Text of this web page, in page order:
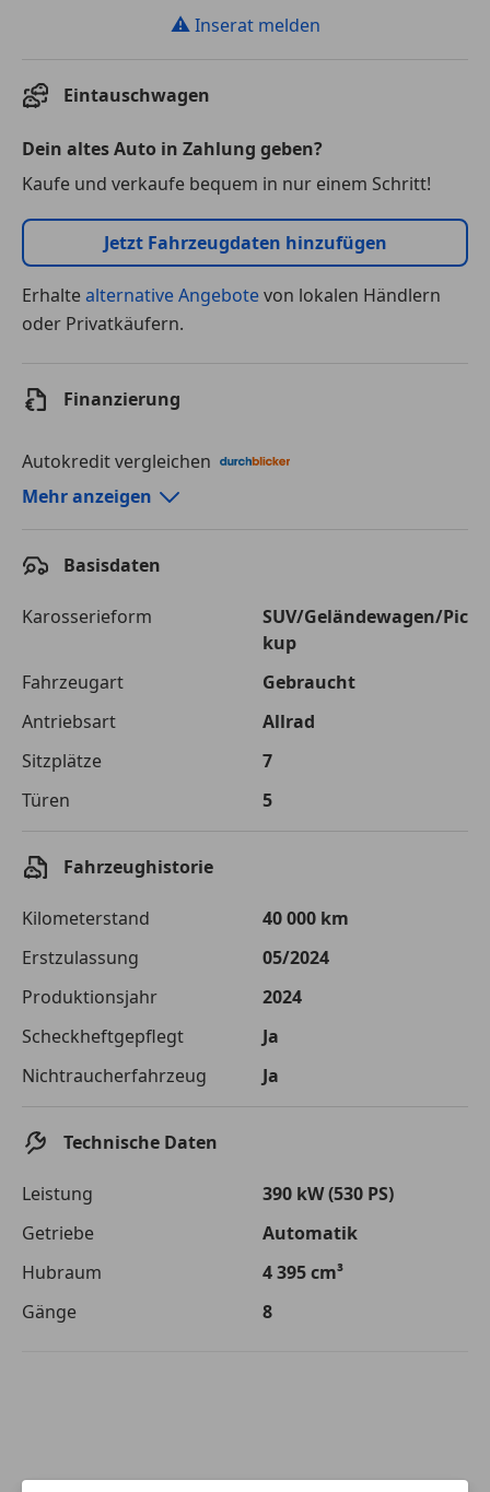
⚠ Inserat melden
Eintauschwagen
Dein altes Auto in Zahlung geben?
Kaufe und verkaufe bequem in nur einem Schritt!
Jetzt Fahrzeugdaten hinzufügen
Erhaltealternative Angebotevon lokalen Händlern
oder Privatkäufern.
Finanzierung
Autokredit vergleichen
Autokredit-Rechner von durchblicker.at
120 Monate
Kreditbetrag
€ 75 000,-
Gesamtbetrag
Einberechnete Gebühren
€ 0,-
Effektivzinsatz
Monatliche Rate € 880,51
Die tatsächlichen Konditionen sind abhängig von Ihrer Bonität sowie
von der von Ihnen gewählten Bank. Rückzahlungszeitraum 1-10
Jahre. Zinsspanne Sollzinssatz: 2,90% - 14,90%.
Jetzt berechnen
Mehr anzeigen
Basisdaten
Karosserieform
SUV/Geländewagen/Pic
kup
Fahrzeugart
Gebraucht
Antriebsart
Allrad
Sitzplätze
7
Türen
5
Fahrzeughistorie
Kilometerstand
40 000 km
Erstzulassung
05/2024
Produktionsjahr
2024
Scheckheftgepflegt
Ja
Nichtraucherfahrzeug
Ja
Technische Daten
Leistung
390 kW (530 PS)
Getriebe
Automatik
Hubraum
4 395 cm³
Gänge
8